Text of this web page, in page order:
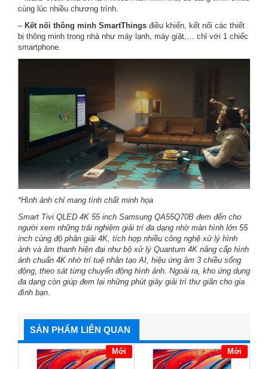
cùng lúc nhiều chương trình.
– Kết nối thông minh SmartThings điều khiển, kết nối các thiết
bị thông minh trong nhà như máy lạnh, máy giặt,… chỉ với 1 chiếc
smartphone.
*Hình ảnh chỉ mang tính chất minh họa
Smart Tivi QLED 4K 55 inch Samsung QA55Q70B đem đến cho
người xem những trải nghiệm giải trí đa dạng nhờ màn hình lớn 55
inch cùng độ phân giải 4K, tích hợp nhiều công nghệ xử lý hình
ảnh và âm thanh hiện đại như bộ xử lý Quantum 4K nâng cấp hình
ảnh chuẩn 4K nhờ trí tuệ nhân tạo AI, hiệu ứng âm 3 chiều sống
động, theo sát từng chuyển động hình ảnh. Ngoài ra, kho ứng dụng
đa dạng còn giúp đem lại những phút giây giải trí thư giãn cho gia
đình bạn.
SẢN PHẨM LIÊN QUAN
Mới Mới